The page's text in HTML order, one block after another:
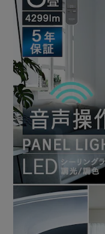
【今ある照明から取り
お使いの照明器具と取
工具・工事も不要です。
※埋込引掛ローゼット
ったスペーサーを取り
【照明ひとつで変わ
導光板タイプの照明は
ワンランク上の空間を
【シーンに合わせて
生活シーンやお好み
最適なあかりが、よ
1．調光10段階：読書
2．調色10段階：さ